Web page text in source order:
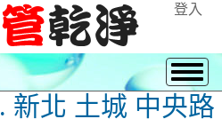
登入
新北 土城 中央路